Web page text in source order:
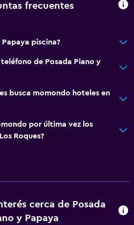
frecuentes
Papaya piscina?
de Posada Piano y
busca momondo hoteles en
por última vez los
Roques?
cerca de Posada
y Papaya